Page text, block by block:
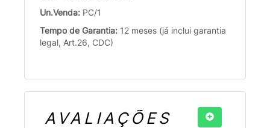
Un.Venda: PC/1
Tempo de Garantia: 12 meses (já inclui garantia
legal, Art.26, CDC)
AVALIAÇÕES